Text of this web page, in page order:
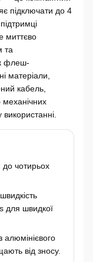
підключати до 4
миттєво
та
флеш-
матеріали,
кабель,
механічних
до чотирьох
для швидкої
алюмінієвого
від зносу.